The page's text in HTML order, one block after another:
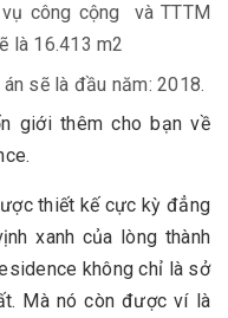
công cộng và TTTM
là 16.413 m2
sẽ là đầu năm: 2018.
giới thêm cho bạn về
thiết kế cực kỳ đẳng
xanh của lòng thành
không chỉ là sở
Mà nó còn được ví là